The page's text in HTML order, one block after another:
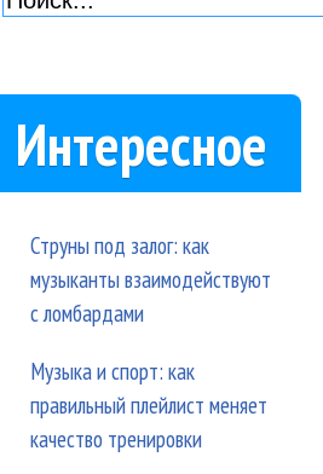
Интересное
Струны под залог: как
музыканты взаимодействуют
с ломбардами
Музыка и спорт: как
правильный плейлист меняет
качество тренировки